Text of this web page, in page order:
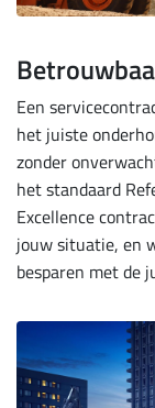
Een
het juiste
zonder
het standaard
Excellence
jouw situatie, en
besparen met de